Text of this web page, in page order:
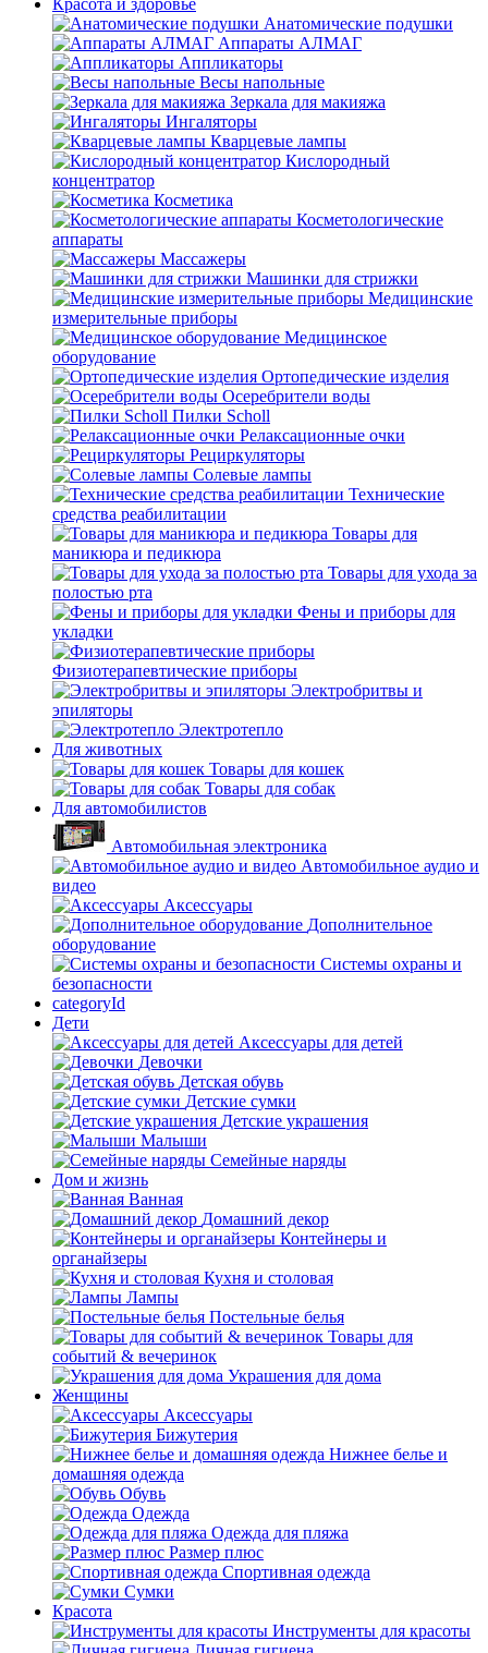
Красота и здоровье
Анатомические подушки
Аппараты АЛМАГ
Аппликаторы
Весы напольные
Зеркала для макияжа
Ингаляторы
Кварцевые лампы
Кислородный
концентратор
Косметика
Косметологические
аппараты
Массажеры
Машинки для стрижки
Медицинские
измерительные приборы
Медицинское
оборудование
Ортопедические изделия
Осеребрители воды
Пилки Scholl
Релаксационные очки
Рециркуляторы
Солевые лампы
Технические
средства реабилитации
Товары для
маникюра и педикюра
Товары для ухода за
полостью рта
Фены и приборы для
укладки
Физиотерапевтические приборы
Электробритвы и
эпиляторы
Электротепло
Для животных
Товары для кошек
Товары для собак
Для автомобилистов
Автомобильная электроника
Автомобильное аудио и
видео
Аксессуары
Дополнительное
оборудование
Системы охраны и
безопасности
categoryId
Дети
Аксессуары для детей
Девочки
Детская обувь
Детские сумки
Детские украшения
Малыши
Семейные наряды
Дом и жизнь
Ванная
Домашний декор
Контейнеры и
органайзеры
Кухня и столовая
Лампы
Постельные белья
Товары для
событий & вечеринок
Украшения для дома
Женщины
Аксессуары
Бижутерия
Нижнее белье и
домашняя одежда
Обувь
Одежда
Одежда для пляжа
Размер плюс
Спортивная одежда
Сумки
Красота
Инструменты для красоты